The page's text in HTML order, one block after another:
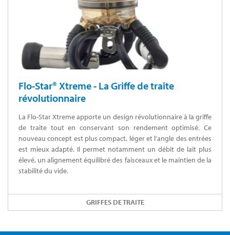
Flo-Star® Xtreme - La Griffe de traite
révolutionnaire
La Flo-Star Xtreme apporte un design révolutionnaire à la griffe
de traite tout en conservant son rendement optimisé. Ce
nouveau concept est plus compact, léger et l’angle des entrées
est mieux adapté. Il permet notamment un débit de lait plus
élevé, un alignement équilibré des faisceaux et le maintien de la
stabilité du vide.
GRIFFES DE TRAITE